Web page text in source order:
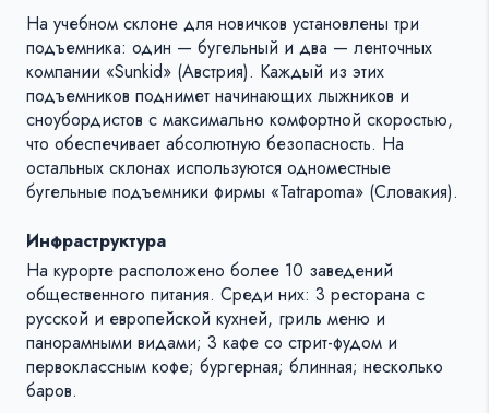
На учебном склоне для новичков установлены три
подъемника: один — бугельный и два — ленточных
компании «Sunkid» (Австрия). Каждый из этих
подъемников поднимет начинающих лыжников и
сноубордистов с максимально комфортной скоростью,
что обеспечивает абсолютную безопасность. На
остальных склонах используются одноместные
бугельные подъемники фирмы «Tatrapoma» (Словакия).
Инфраструктура
На курорте расположено более 10 заведений
общественного питания. Среди них: 3 ресторана с
русской и европейской кухней, гриль меню и
панорамными видами; 3 кафе со стрит-фудом и
первоклассным кофе; бургерная; блинная; несколько
баров.